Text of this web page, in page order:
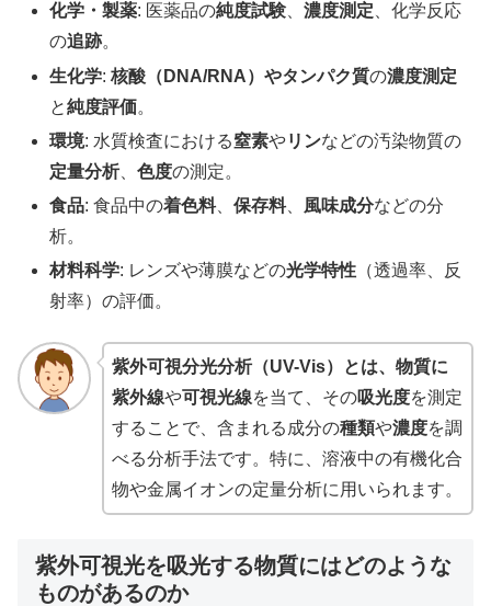
化学・製薬: 医薬品の純度試験 、濃度測定 、化学反応
の追跡。
生化学:核酸（DNA/RNA）やタンパク質の濃度測定
と純度評価。
環境: 水質検査における窒素やリンなどの汚染物質の
定量分析、色度の測定。
食品: 食品中の着色料、保存料、 風味成分などの分
析。
材料科学: レンズや薄膜などの光学特性 （透過率、反
射率）の評価。
紫外可視分光分析（UV-Vis）とは、物質に
紫外線や可視光線を当て、その吸光度を測定
することで、含まれる成分の種類や濃度を調
べる分析手法です。特に、溶液中の有機化合
物や金属イオンの定量分析に用いられます。
紫外可視光を吸光する物質にはどのような
ものがあるのか